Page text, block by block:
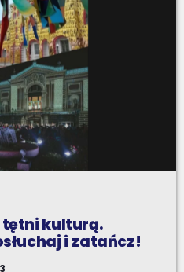
tętni kulturą.
i zatańcz!
3